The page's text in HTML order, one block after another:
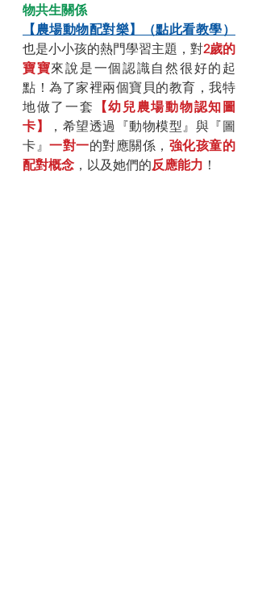
物共生關係
【農場動物配對樂】（點此看教學）
也是小小孩的熱門學習主題，對2歲的
寶寶來說是一個認識自然很好的起
點！為了家裡兩個寶貝的教育，我特
地做了一套
【幼兒農場動物認知圖
卡】
，希望透過『動物模型』與『圖
卡』一對一的對應關係， 強化孩童的
配對概念 ，以及她們的反應能力 ！